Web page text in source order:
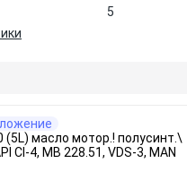
5
(5L) масло мотор.! полусинт.\
CI-4, MB 228.51, VDS-3, MAN